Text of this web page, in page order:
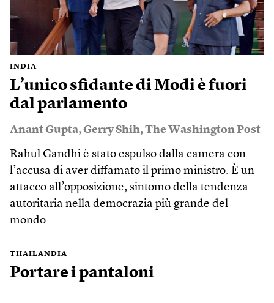
INDIA
L’unico sfidante di Modi è fuori
dal parlamento
Anant Gupta,Gerry Shih,The Washington Post
Rahul Gandhi è stato espulso dalla camera con
l’accusa di aver diffamato il primo ministro. È un
attacco all’opposizione, sintomo della tendenza
autoritaria nella democrazia più grande del
mondo
THAILANDIA
Portare i pantaloni